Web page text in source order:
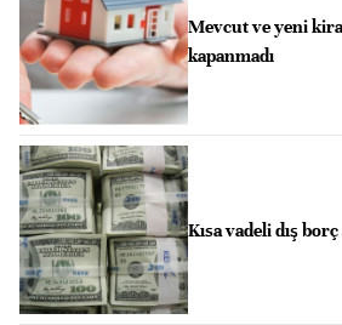
Mevcut ve yeni
kapanmadı
Kısa vadeli dış